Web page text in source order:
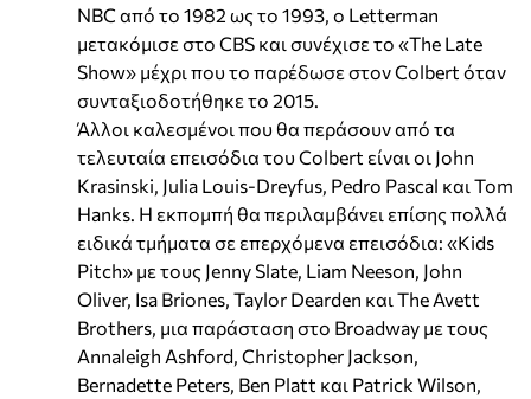
NBC από το 1982 ως το 1993, ο Letterman
μετακόμισε στο CBS και συνέχισε το «The Late
Show» μέχρι που το παρέδωσε στον Colbert όταν
συνταξιοδοτήθηκε το 2015.
Άλλοι καλεσμένοι που θα περάσουν από τα
τελευταία επεισόδια του Colbert είναι οι John
Krasinski, Julia Louis-Dreyfus, Pedro Pascal και Tom
Hanks. Η εκπομπή θα περιλαμβάνει επίσης πολλά
ειδικά τμήματα σε επερχόμενα επεισόδια: «Kids
Pitch» με τους Jenny Slate, Liam Neeson, John
Oliver, Isa Briones, Taylor Dearden και The Avett
Brothers, μια παράσταση στο Broadway με τους
Annaleigh Ashford, Christopher Jackson,
Bernadette Peters, Ben Platt και Patrick Wilson,